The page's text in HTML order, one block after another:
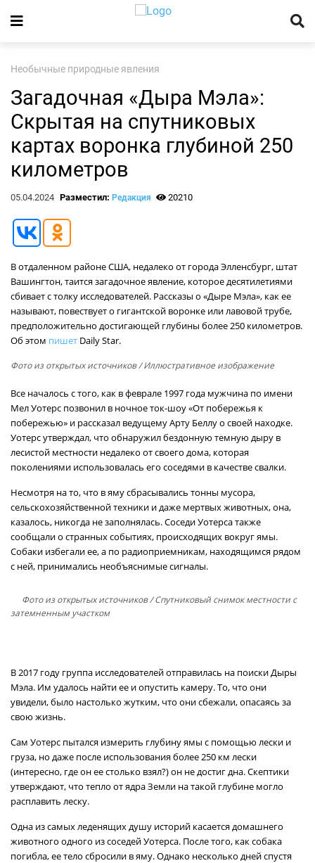
Необычные природные явления
Загадочная «Дыра Мэла»:
Скрытая на спутниковых
картах воронка глубиной 250
километров
05.04.2024 Разместил: Редакция 20210
В отдаленном районе США, недалеко от города Элленсбург, штат
Вашингтон, таится загадочное явление, которое десятилетиями
сбивает с толку исследователей. Рассказы о «Дыре Мэла», как ее
называют, повествует о гигантской воронке или лавовой трубе,
предположительно достигающей глубины более 250 километров.
Об этом пишет Daily Star.
Фото из открытых источников/ Иллюстративное изображение
Все началось с того, как в феврале 1997 года мужчина по имени
Мел Уотерс позвонил в ночное ток-шоу «От побережья к
побережью» и рассказал ведущему Арту Беллу о своей находке.
Уотерс утверждал, что обнаружил бездонную темную дыру в
лесистой местности недалеко от своего дома, которая
поколениями использовалась его соседями в качестве свалки.
Несмотря на то, что в яму сбрасывались тонны мусора,
сельскохозяйственной техники и даже мертвых животных, она,
казалось, никогда не заполнялась. Соседи Уотерса также
сообщали о странных событиях, происходящих вокруг ямы.
Собаки избегали ее, а по радиоприемникам, находящимся рядом
с ней, принимались необъяснимые сигналы.
Фото из открытых источников/ Спутниковый снимок местности с
затемненным участком
В 2017 году группа исследователей отправилась на поиски Дыры
Мэла. Им удалось найти ее и опустить камеру. То, что они
увидели, было настолько жутким, что они сбежали, опасаясь за
свою жизнь.
Сам Уотерс пытался измерить глубину ямы с помощью лески и
груза, но даже после использования более 250 км лески
(интересно, где он ее столько взял?) он не достиг дна. Скептики
утверждают, что тепло от ядра Земли на такой глубине могло
расплавить леску.
Одна из самых леденящих душу историй касается домашнего
животного одного из соседей Уотерса. После того, как собака
погибла, ее тело сбросили в яму. Однако несколько дней спустя